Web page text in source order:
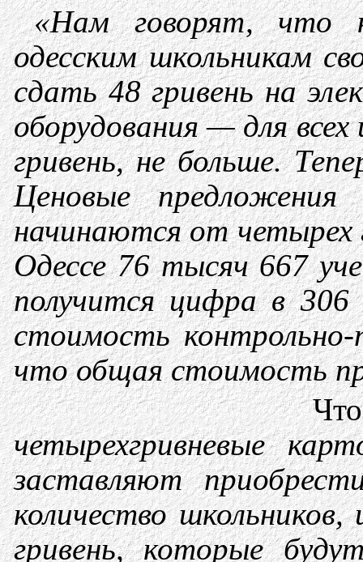
«Нам говорят, что
одесским школьникам
сдать 48 гривень на
оборудования — для
гривень, не больше.
Ценовые
начинаются от
Одессе 76 тысяч 667
получится цифра в
стоимость контрольно-
что общая стоимость
Что
четырехгривневые
заставляют
количество
гривень, которые